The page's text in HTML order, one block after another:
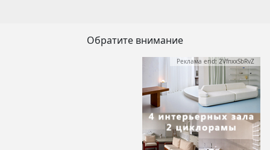
Обратите внимание
Реклама erid: 2VfnxxSbRvZ